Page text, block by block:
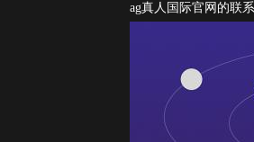
ag真人国际官网的联